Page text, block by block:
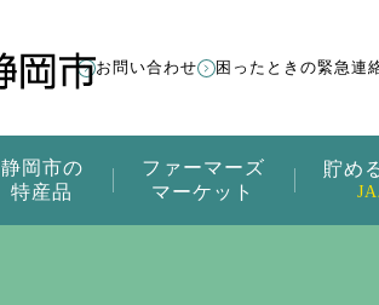
静岡市の
特産品
ファーマーズ
マーケット
貯め
お問い合わせ 困ったときの緊急連